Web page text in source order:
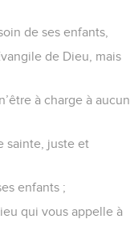
de ses enfants,
de Dieu, mais
à charge à aucun
sainte, juste et
enfants ;
qui vous appelle à